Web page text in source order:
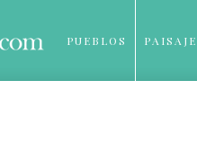
PUEBLOS